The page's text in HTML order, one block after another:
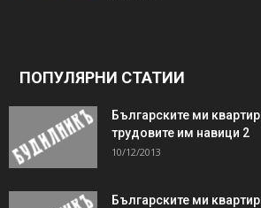
ПОПУЛЯРНИ СТАТИИ
Българските ми
трудовите им навици 2
10/12/2013
Българските ми